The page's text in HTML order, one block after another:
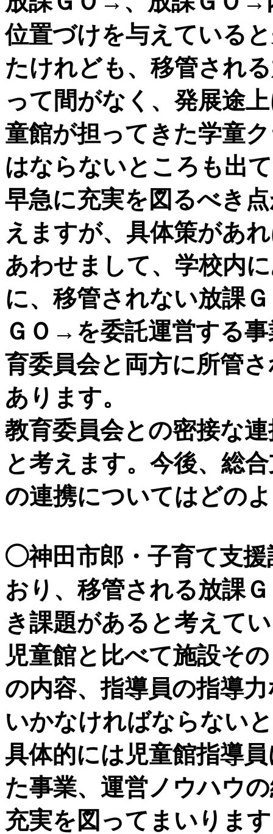
位置づけを与えている
たけれども、移管され
って間がなく、発展途
童館が担ってきた学童
はならないところも出
早急に充実を図るべき
えますが、具体策があ
あわせまして、学校内
に、移管されない放課
ＧＯ→を委託運営する
育委員会と両方に所管
あります。
教育委員会との密接な
と考えます。今後、総
の連携についてはどの
◯神田市郎・子育て支
おり、移管される放課
き課題があると考えて
児童館と比べて施設そ
の内容、指導員の指導
いかなければならない
具体的には児童館指導
た事業、運営ノウハウ
充実を図ってまいりま